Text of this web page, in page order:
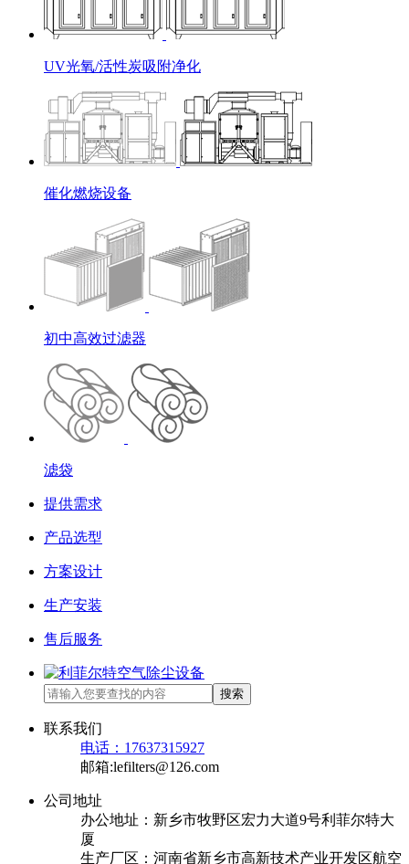
UV光氧/活性炭吸附净化
催化燃烧设备
初中高效过滤器
滤袋
提供需求
产品选型
方案设计
生产安装
售后服务
搜索
联系我们
电话：17637315927
邮箱:lefilters@126.com
公司地址
办公地址：新乡市牧野区宏力大道9号利菲尔特大
厦
生产厂区：河南省新乡市高新技术产业开发区航空